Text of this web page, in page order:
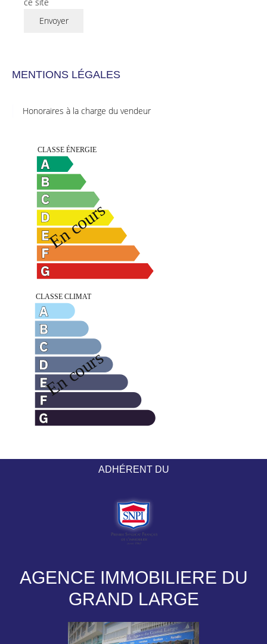
Envoyer
MENTIONS LÉGALES
Honoraires à la charge du vendeur
ADHÉRENT DU
AGENCE IMMOBILIERE DU
GRAND LARGE